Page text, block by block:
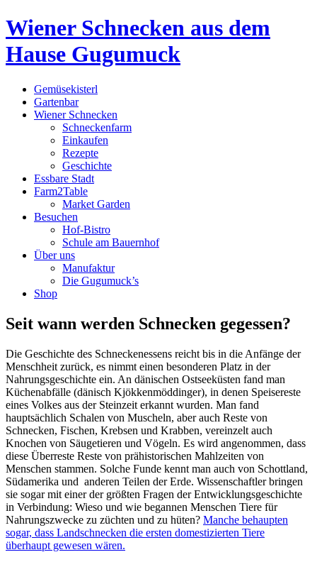
Wiener Schnecken aus dem
Hause Gugumuck
Gemüsekisterl
Gartenbar
Wiener Schnecken
Schneckenfarm
Einkaufen
Rezepte
Geschichte
Essbare Stadt
Farm2Table
Market Garden
Besuchen
Hof-Bistro
Schule am Bauernhof
Über uns
Manufaktur
Die Gugumuck’s
Shop
Seit wann werden Schnecken gegessen?
Die Geschichte des Schneckenessens reicht bis in die Anfänge der
Menschheit zurück, es nimmt einen besonderen Platz in der
Nahrungsgeschichte ein. An dänischen Ostseeküsten fand man
Küchenabfälle (dänisch Kjökkenmöddinger), in denen Speisereste
eines Volkes aus der Steinzeit erkannt wurden. Man fand
hauptsächlich Schalen von Muscheln, aber auch Reste von
Schnecken, Fischen, Krebsen und Krabben, vereinzelt auch
Knochen von Säugetieren und Vögeln. Es wird angenommen, dass
diese Überreste Reste von prähistorischen Mahlzeiten von
Menschen stammen. Solche Funde kennt man auch von Schottland,
Südamerika und anderen Teilen der Erde. Wissenschaftler bringen
sie sogar mit einer der größten Fragen der Entwicklungsgeschichte
in Verbindung: Wieso und wie begannen Menschen Tiere für
Nahrungszwecke zu züchten und zu hüten? Manche behaupten
sogar, dass Landschnecken die ersten domestizierten Tiere
überhaupt gewesen wären.